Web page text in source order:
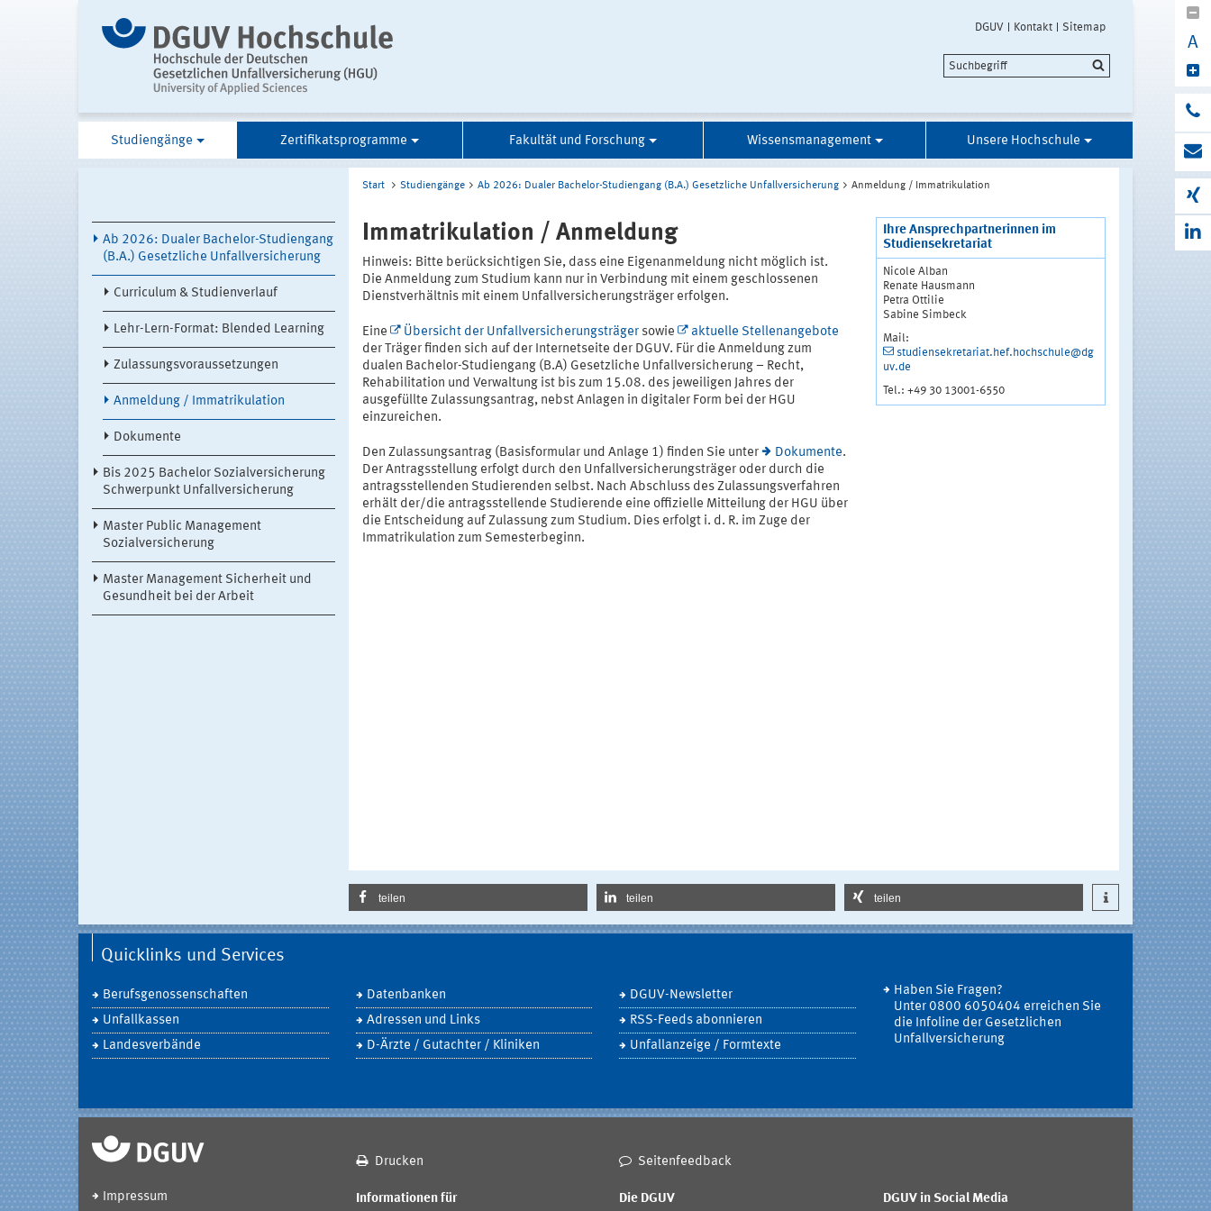
DGUV Kontakt Sitemap
A
Studiengänge Zertifikatsprogramme Fakultät und Forschung Wissensmanagement Unsere Hochschule
Ab 2026: Dualer Bachelor-Studiengang
(B.A.) Gesetzliche Unfallversicherung
Curriculum & Studienverlauf
Lehr-Lern-Format: Blended Learning
Zulassungsvoraussetzungen
Anmeldung / Immatrikulation
Dokumente
Bis 2025 Bachelor Sozialversicherung
Schwerpunkt Unfallversicherung
Master Public Management
Sozialversicherung
Master Management Sicherheit und
Gesundheit bei der Arbeit
Start Studiengänge Ab 2026: Dualer Bachelor-Studiengang (B.A.) Gesetzliche Unfallversicherung Anmeldung / Immatrikulation
Immatrikulation / Anmeldung
Hinweis: Bitte berücksichtigen Sie, dass eine Eigenanmeldung nicht möglich ist.
Die Anmeldung zum Studium kann nur in Verbindung mit einem geschlossenen
Dienstverhältnis mit einem Unfallversicherungsträger erfolgen.
Eine Übersicht der Unfallversicherungsträger sowie
aktuelle Stellenangebote
der Träger finden sich auf der Internetseite der DGUV. Für die Anmeldung zum
dualen Bachelor-Studiengang (B.A) Gesetzliche Unfallversicherung – Recht,
Rehabilitation und Verwaltung ist bis zum 15.08. des jeweiligen Jahres der
ausgefüllte Zulassungsantrag, nebst Anlagen in digitaler Form bei der HGU
einzureichen.
Den Zulassungsantrag (Basisformular und Anlage 1) finden Sie unter Dokumente.
Der Antragsstellung erfolgt durch den Unfallversicherungsträger oder durch die
antragsstellenden Studierenden selbst. Nach Abschluss des Zulassungsverfahren
erhält der/die antragsstellende Studierende eine offizielle Mitteilung der HGU über
die Entscheidung auf Zulassung zum Studium. Dies erfolgt i. d. R. im Zuge der
Immatrikulation zum Semesterbeginn.
Ihre Ansprechpartnerinnen im
Studiensekretariat
Nicole Alban
Renate Hausmann
Petra Ottilie
Sabine Simbeck
Mail:
studiensekretariat.hef.hochschule@dg
uv.de
Tel.: +49 30 13001-6550
teilen teilen teilen
Quicklinks und Services
Berufsgenossenschaften
Unfallkassen
Landesverbände
Datenbanken
Adressen und Links
D-Ärzte / Gutachter / Kliniken
DGUV-Newsletter
RSS-Feeds abonnieren
Unfallanzeige / Formtexte
Haben Sie Fragen?
Unter 0800 6050404 erreichen Sie
die Infoline der Gesetzlichen
Unfallversicherung
Drucken Seitenfeedback
Impressum Informationen für Die DGUV DGUV in Social Media